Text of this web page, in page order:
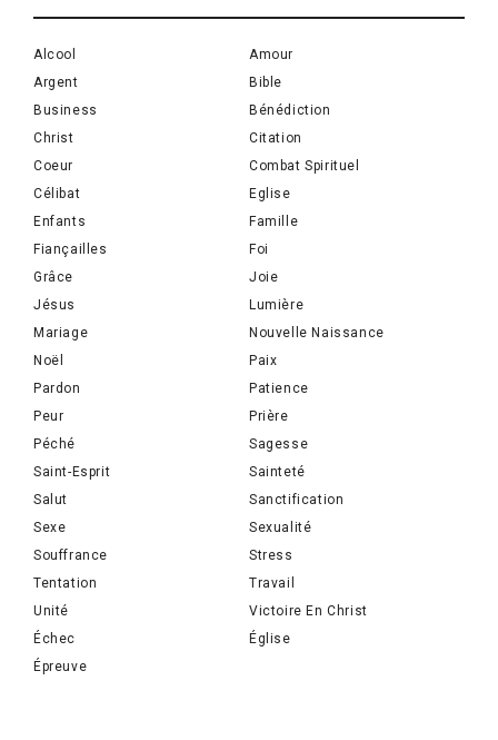
Alcool
Amour
Argent
Bible
Business
Bénédiction
Christ
Citation
Coeur
Combat Spirituel
Célibat
Eglise
Enfants
Famille
Fiançailles
Foi
Grâce
Joie
Jésus
Lumière
Mariage
Nouvelle Naissance
Noël
Paix
Pardon
Patience
Peur
Prière
Péché
Sagesse
Saint-Esprit
Sainteté
Salut
Sanctification
Sexe
Sexualité
Souffrance
Stress
Tentation
Travail
Unité
Victoire En Christ
Échec
Église
Épreuve